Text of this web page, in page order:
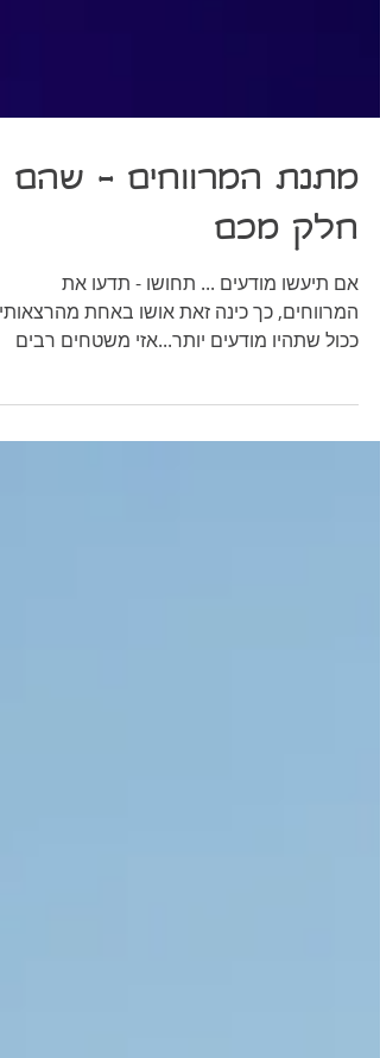
מתנת המרווחים - שהם
חלק מכם
אם תיעשו מודעים ... תחושו - תדעו את
המרווחים, כך כינה זאת אושו באחת
שלא מוגדרים...